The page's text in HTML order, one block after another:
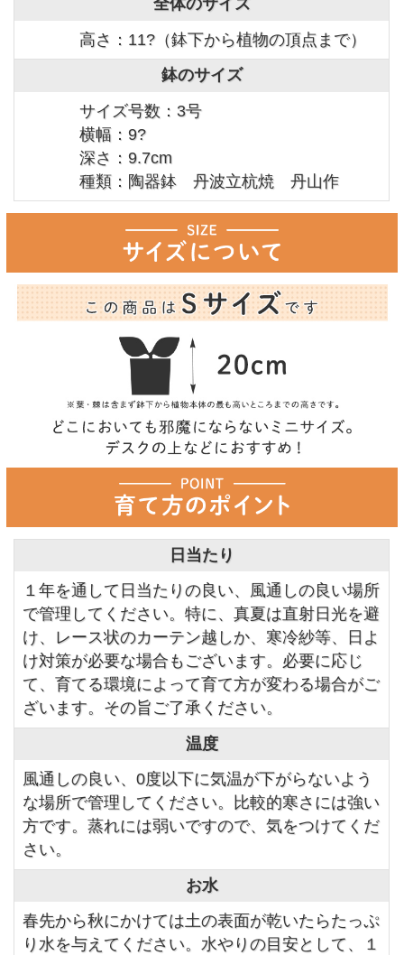
全体のサイズ
高さ：11?（鉢下から植物の頂点まで）
鉢のサイズ
サイズ号数：3号
横幅：9?
深さ：9.7cm
種類：陶器鉢 丹波立杭焼 丹山作
日当たり
１年を通して日当たりの良い、風通しの良い場所
で管理してください。特に、真夏は直射日光を避
け、レース状のカーテン越しか、寒冷紗等、日よ
け対策が必要な場合もございます。必要に応じ
て、育てる環境によって育て方が変わる場合がご
ざいます。その旨ご了承ください。
温度
風通しの良い、0度以下に気温が下がらないよう
な場所で管理してください。比較的寒さには強い
方です。蒸れには弱いですので、気をつけてくだ
さい。
お水
春先から秋にかけては土の表面が乾いたらたっぷ
り水を与えてください。水やりの目安として、１